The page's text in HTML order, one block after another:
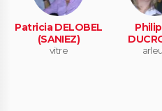
Patricia DELOBEL
(SANIEZ)
vitre